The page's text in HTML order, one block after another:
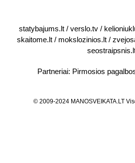
statybajums.lt/ verslo.tv/
skaitome.lt/ mokslozinios.lt/
Partneriai: Pirmosios
© 2009-2024 MANOSVEIKATA.LT